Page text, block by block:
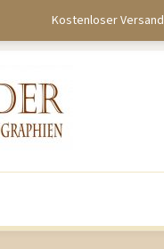
Kostenloser